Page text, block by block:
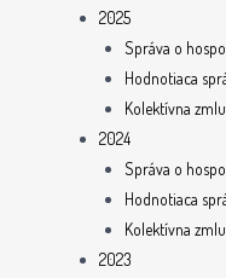
2025
Správa o
Hodnotiaca
Kolektívna
2024
Správa o
Hodnotiaca
Kolektívna
2023